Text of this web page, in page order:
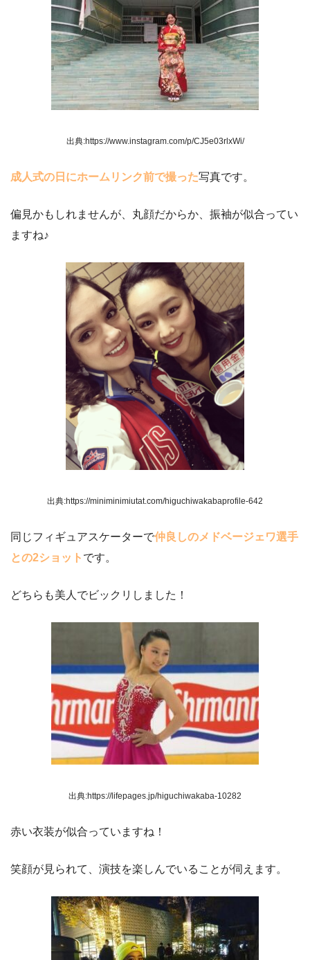
出典:https://www.instagram.com/p/CJ5e03rlxWi/
成人式の日にホームリンク前で撮った写真です。
偏見かもしれませんが、丸顔だからか、振袖が似合ってい
ますね♪
出典:https://miniminimiutat.com/higuchiwakabaprofile-642
同じフィギュアスケーターで仲良しのメドベージェワ選手
との2ショット です。
どちらも美人でビックリしました！
出典:https://lifepages.jp/higuchiwakaba-10282
赤い衣装が似合っていますね！
笑顔が見られて、演技を楽しんでいることが伺えます。